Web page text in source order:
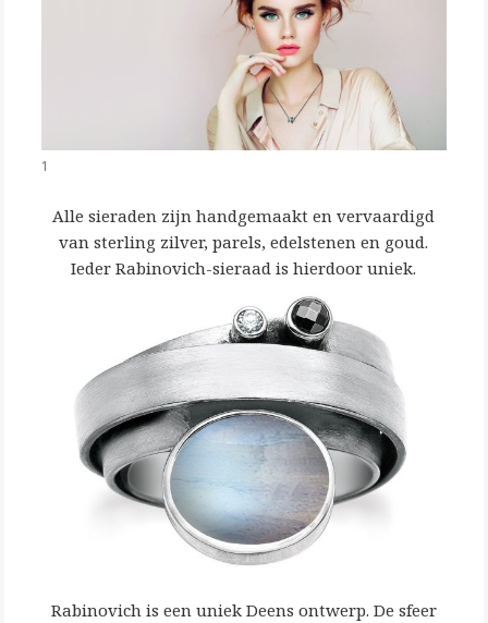
1
Alle sieraden zijn handgemaakt en vervaardigd
van sterling zilver, parels, edelstenen en goud.
Ieder Rabinovich-sieraad is hierdoor uniek.
Rabinovich is een uniek Deens ontwerp. De sfeer